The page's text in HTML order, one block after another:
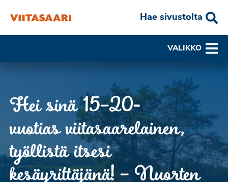
Hae sivustolta
VALIKKO
Hei sinä 15–20-
vuotias viitasaarelainen,
työllistä itsesi